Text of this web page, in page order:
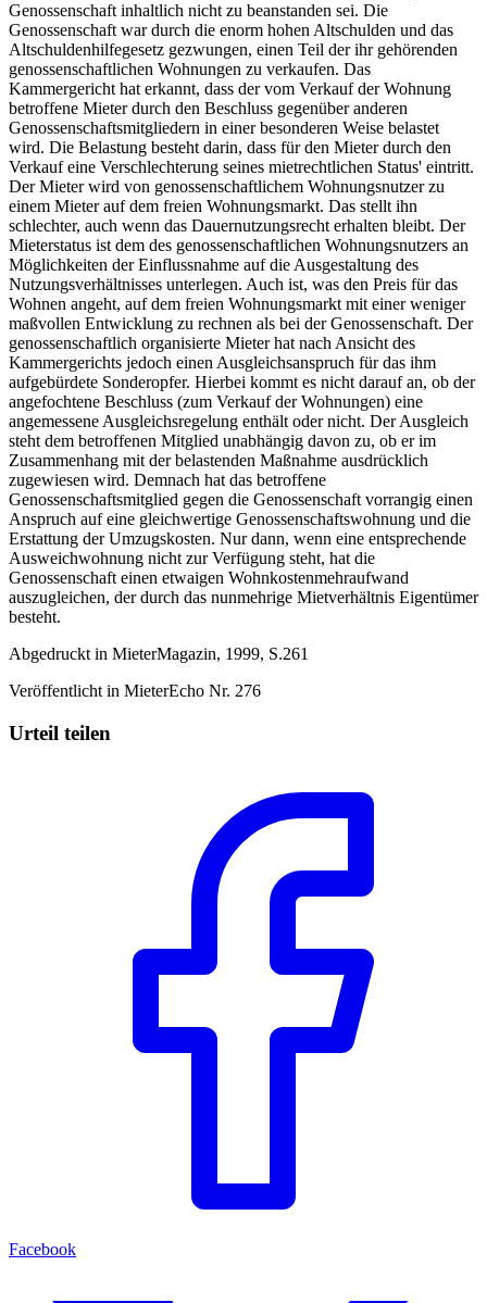
Genossenschaft inhaltlich nicht zu beanstanden sei. Die
Genossenschaft war durch die enorm hohen Altschulden und das
Altschuldenhilfegesetz gezwungen, einen Teil der ihr gehörenden
genossenschaftlichen Wohnungen zu verkaufen. Das
Kammergericht hat erkannt, dass der vom Verkauf der Wohnung
betroffene Mieter durch den Beschluss gegenüber anderen
Genossenschaftsmitgliedern in einer besonderen Weise belastet
wird. Die Belastung besteht darin, dass für den Mieter durch den
Verkauf eine Verschlechterung seines mietrechtlichen Status' eintritt.
Der Mieter wird von genossenschaftlichem Wohnungsnutzer zu
einem Mieter auf dem freien Wohnungsmarkt. Das stellt ihn
schlechter, auch wenn das Dauernutzungsrecht erhalten bleibt. Der
Mieterstatus ist dem des genossenschaftlichen Wohnungsnutzers an
Möglichkeiten der Einflussnahme auf die Ausgestaltung des
Nutzungsverhältnisses unterlegen. Auch ist, was den Preis für das
Wohnen angeht, auf dem freien Wohnungsmarkt mit einer weniger
maßvollen Entwicklung zu rechnen als bei der Genossenschaft. Der
genossenschaftlich organisierte Mieter hat nach Ansicht des
Kammergerichts jedoch einen Ausgleichsanspruch für das ihm
aufgebürdete Sonderopfer. Hierbei kommt es nicht darauf an, ob der
angefochtene Beschluss (zum Verkauf der Wohnungen) eine
angemessene Ausgleichsregelung enthält oder nicht. Der Ausgleich
steht dem betroffenen Mitglied unabhängig davon zu, ob er im
Zusammenhang mit der belastenden Maßnahme ausdrücklich
zugewiesen wird. Demnach hat das betroffene
Genossenschaftsmitglied gegen die Genossenschaft vorrangig einen
Anspruch auf eine gleichwertige Genossenschaftswohnung und die
Erstattung der Umzugskosten. Nur dann, wenn eine entsprechende
Ausweichwohnung nicht zur Verfügung steht, hat die
Genossenschaft einen etwaigen Wohnkostenmehraufwand
auszugleichen, der durch das nunmehrige Mietverhältnis Eigentümer
besteht.
Abgedruckt in MieterMagazin, 1999, S.261
Veröffentlicht in MieterEcho Nr. 276
Urteil teilen
Facebook